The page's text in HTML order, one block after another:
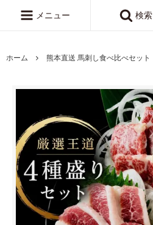
メニュー 検索
ホーム 熊本直送 馬刺し食べ比べセット